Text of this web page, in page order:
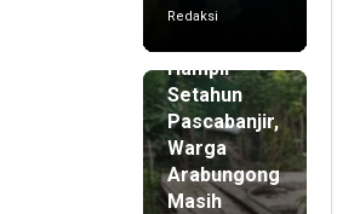
Redaksi
Hampir
Setahun
Pascabanjir,
Warga
Arabungong
Masih